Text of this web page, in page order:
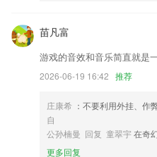
联系我们
以上就是3分快乐8app下载的介绍
商店进行打分评论，说出您的使用
化修改。
苗凡富
游戏的音效和音乐简直就是
2026-06-19 16:42 推荐
庄康希 ：不要利用外挂、作
自
公孙楠曼 回复 童翠宇在奇
更多回复